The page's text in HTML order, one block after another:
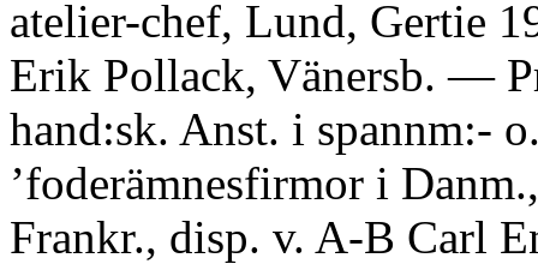
atelier-chef, Lund, Gertie
Erik Pollack, Vänersb. —
hand:sk. Anst. i spannm:-
’foderämnesfirmor i
Frankr., disp. v. A-B Carl